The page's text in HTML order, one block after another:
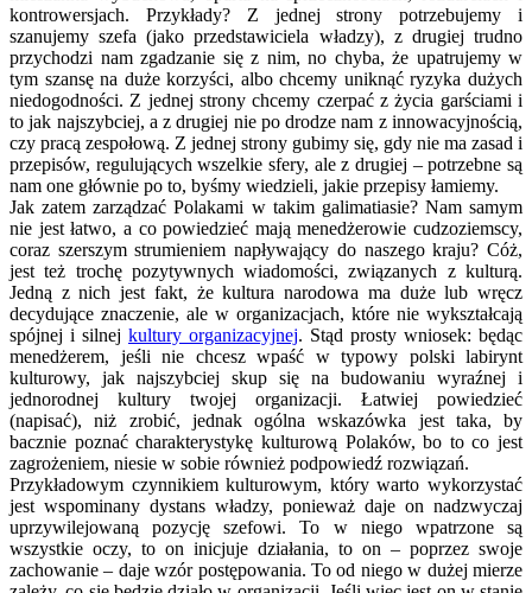
kontrowersjach. Przykłady? Z jednej strony potrzebujemy i
szanujemy szefa (jako przedstawiciela władzy), z drugiej trudno
przychodzi nam zgadzanie się z nim, no chyba, że upatrujemy w
tym szansę na duże korzyści, albo chcemy uniknąć ryzyka dużych
niedogodności. Z jednej strony chcemy czerpać z życia garściami i
to jak najszybciej, a z drugiej nie po drodze nam z innowacyjnością,
czy pracą zespołową. Z jednej strony gubimy się, gdy nie ma zasad i
przepisów, regulujących wszelkie sfery, ale z drugiej – potrzebne są
nam one głównie po to, byśmy wiedzieli, jakie przepisy łamiemy.
Jak zatem zarządzać Polakami w takim galimatiasie? Nam samym
nie jest łatwo, a co powiedzieć mają menedżerowie cudzoziemscy,
coraz szerszym strumieniem napływający do naszego kraju? Cóż,
jest też trochę pozytywnych wiadomości, związanych z kulturą.
Jedną z nich jest fakt, że kultura narodowa ma duże lub wręcz
decydujące znaczenie, ale w organizacjach, które nie wykształcają
spójnej i silnej kultury organizacyjnej. Stąd prosty wniosek: będąc
menedżerem, jeśli nie chcesz wpaść w typowy polski labirynt
kulturowy, jak najszybciej skup się na budowaniu wyraźnej i
jednorodnej kultury twojej organizacji. Łatwiej powiedzieć
(napisać), niż zrobić, jednak ogólna wskazówka jest taka, by
bacznie poznać charakterystykę kulturową Polaków, bo to co jest
zagrożeniem, niesie w sobie również podpowiedź rozwiązań.
Przykładowym czynnikiem kulturowym, który warto wykorzystać
jest wspominany dystans władzy, ponieważ daje on nadzwyczaj
uprzywilejowaną pozycję szefowi. To w niego wpatrzone są
wszystkie oczy, to on inicjuje działania, to on – poprzez swoje
zachowanie – daje wzór postępowania. To od niego w dużej mierze